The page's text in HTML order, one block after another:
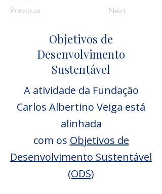
Previous
Next
Objetivos de
Desenvolvimento
Sustentável
A atividade da Fundação
Carlos Albertino Veiga está
alinhada
com os Objetivos de
Desenvolvimento Sustentável
(ODS)